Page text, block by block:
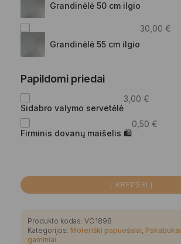
Grandinėlė 50 cm ilgio
Grandinėlė 55 cm ilgio
30,00 €
Papildomi priedai
Sidabro valymo servetėlė
3,00 €
Firminis dovanų maišelis 🛍
0,50 €
Į KREPŠELĮ
Produkto kodas: VG1898
Kategorijos: Moteriški papuošalai Pakabukai
gaminiai